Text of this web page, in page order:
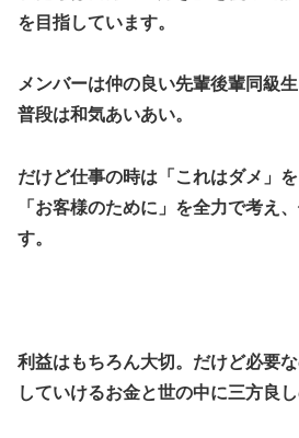
を目指しています。
メンバーは仲の良い先輩後輩同級生
普段は和気あいあい。
だけど仕事の時は「これはダメ」
「お客様のために」を全力で考え
す。
利益はもちろん大切。だけど必要
していけるお金と世の中に三方良し